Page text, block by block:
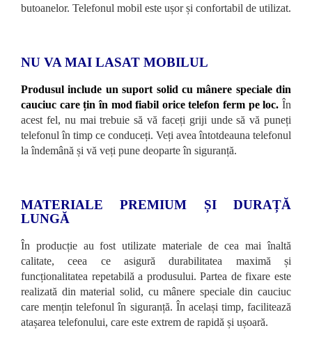
butoanelor. Telefonul mobil este ușor și confortabil de utilizat.
NU VA MAI LASAT MOBILUL
Produsul include un suport solid cu mânere speciale din
cauciuc care țin în mod fiabil orice telefon ferm pe loc. În
acest fel, nu mai trebuie să vă faceți griji unde să vă puneți
telefonul în timp ce conduceți. Veți avea întotdeauna telefonul
la îndemână și vă veți pune deoparte în siguranță.
MATERIALE PREMIUM ȘI DURAȚĂ
LUNGĂ
În producție au fost utilizate materiale de cea mai înaltă
calitate, ceea ce asigură durabilitatea maximă și
funcționalitatea repetabilă a produsului. Partea de fixare este
realizată din material solid, cu mânere speciale din cauciuc
care mențin telefonul în siguranță. În același timp, facilitează
atașarea telefonului, care este extrem de rapidă și ușoară.